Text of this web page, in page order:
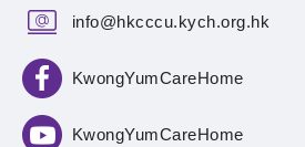
info@hkcccu.kych.org.hk
KwongYumCareHome
KwongYumCareHome